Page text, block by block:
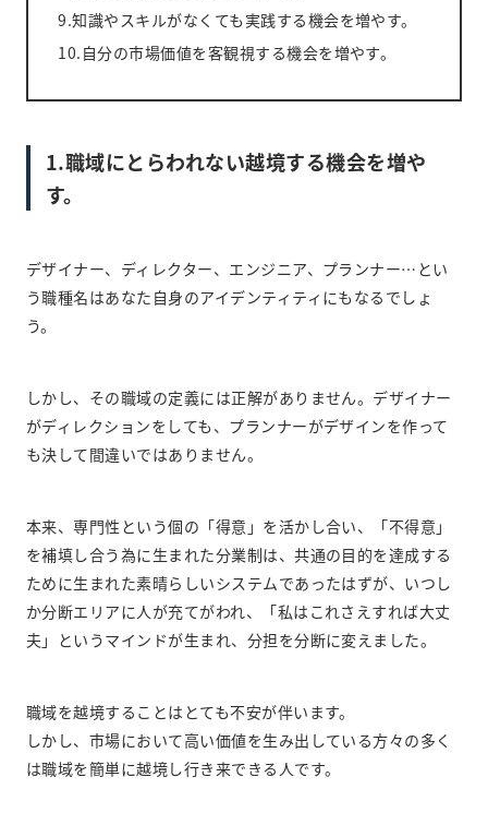
9.知識やスキルがなくても実践する機会を増やす。
10.自分の市場価値を客観視する機会を増やす。
1.職域にとらわれない越境する機会を増や
す。
デザイナー、ディレクター、エンジニア、プランナー…とい
う職種名はあなた自身のアイデンティティにもなるでしょ
う。
しかし、その職域の定義には正解がありません。デザイナー
がディレクションをしても、プランナーがデザインを作って
も決して間違いではありません。
本来、専門性という個の「得意」を活かし合い、「不得意」
を補填し合う為に生まれた分業制は、共通の目的を達成する
ために生まれた素晴らしいシステムであったはずが、いつし
か分断エリアに人が充てがわれ、「私はこれさえすれば大丈
夫」というマインドが生まれ、分担を分断に変えました。
職域を越境することはとても不安が伴います。
しかし、市場において高い価値を生み出している方々の多く
は職域を簡単に越境し行き来できる人です。